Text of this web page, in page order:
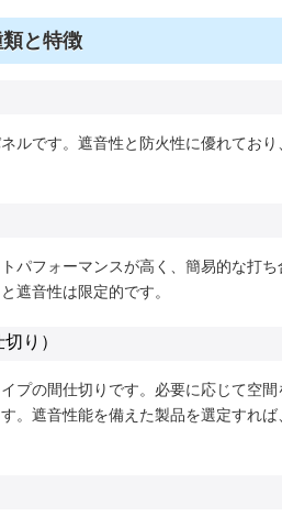
と特徴
ルです。遮音性と防火性に優れてお
パフォーマンスが高く、簡易的な打
遮音性は限定的です。
り）
プの間仕切りです。必要に応じて空
。遮音性能を備えた製品を選定すれ